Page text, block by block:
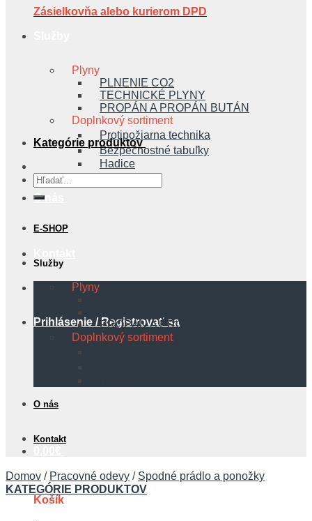
Plyny
PLNENIE CO2
TECHNICKÉ PLYNY
PROPÁN A PROPÁN BUTÁN
Doplnkový sortiment
Protipožiarna technika
Bezpečnostné tabuľky
Hadice
O nás
Prihlásenie / Registrovať sa
Košík
Zásielkovňa alebo kurierom DPD
Kategórie produktov
Hľadať:
E-SHOP
Služby
Plyny
PROPÁN A PROPÁN BUTÁN
Doplnkový sortiment
O nás
Kontakt
Domov / Pracovné odevy / Spodné prádlo a ponožky
KATEGÓRIE PRODUKTOV